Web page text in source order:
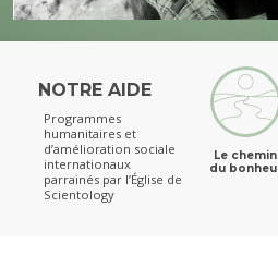
NOTRE AIDE
Programmes
humanitaires et
d’amélioration sociale
internationaux
parrainés par l’Église de
Scientology
Le chemin
du